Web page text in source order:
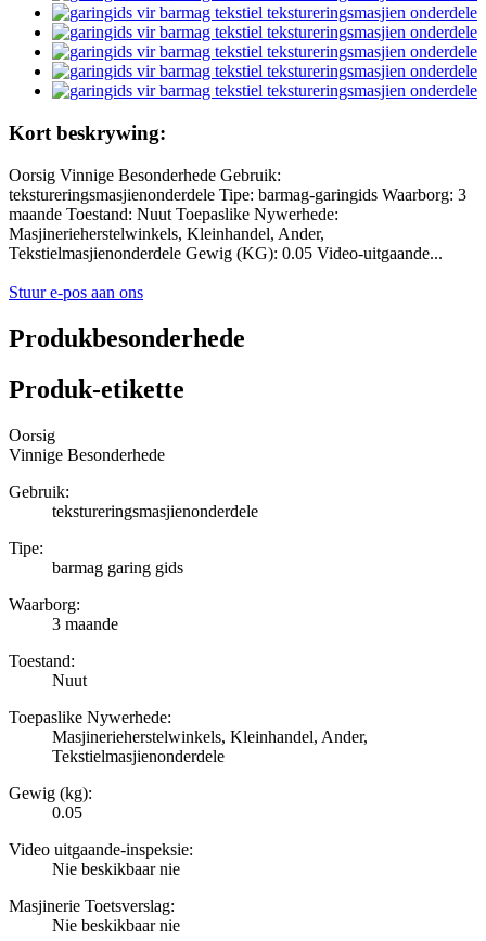
Kort beskrywing:
Oorsig Vinnige Besonderhede Gebruik:
tekstureringsmasjienonderdele Tipe: barmag-garingids Waarborg: 3
maande Toestand: Nuut Toepaslike Nywerhede:
Masjinerieherstelwinkels, Kleinhandel, Ander,
Tekstielmasjienonderdele Gewig (KG): 0.05 Video-uitgaande...
Stuur e-pos aan ons
Produkbesonderhede
Produk-etikette
Oorsig
Vinnige Besonderhede
Gebruik:
tekstureringsmasjienonderdele
Tipe:
barmag garing gids
Waarborg:
3 maande
Toestand:
Nuut
Toepaslike Nywerhede:
Masjinerieherstelwinkels, Kleinhandel, Ander,
Tekstielmasjienonderdele
Gewig (kg):
0.05
Video uitgaande-inspeksie:
Nie beskikbaar nie
Masjinerie Toetsverslag:
Nie beskikbaar nie